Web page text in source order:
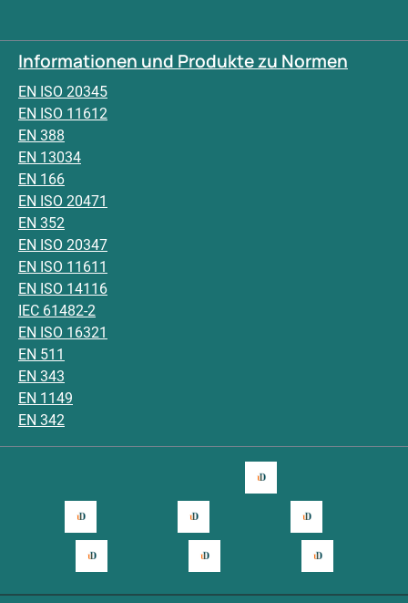
Informationen und Produkte zu Normen
EN ISO 20345
EN ISO 11612
EN 388
EN 13034
EN 166
EN ISO 20471
EN 352
EN ISO 20347
EN ISO 11611
EN ISO 14116
IEC 61482-2
EN ISO 16321
EN 511
EN 343
EN 1149
EN 342